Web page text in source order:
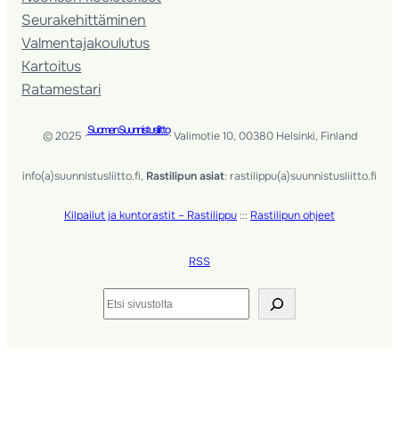
Seura­kehittäminen
Valmentaja­koulutus
Kartoitus
Ratamestari
© 2025 ·Suomen Suunnistusliitto· Valimotie 10, 00380 Helsinki, Finland
info(a)suunnistusliitto.fi, Rastilipun asiat: rastilippu(a)suunnistusliitto.fi
Kilpailut ja kuntorastit – Rastilippu ::: Rastilipun ohjeet
RSS
Etsi